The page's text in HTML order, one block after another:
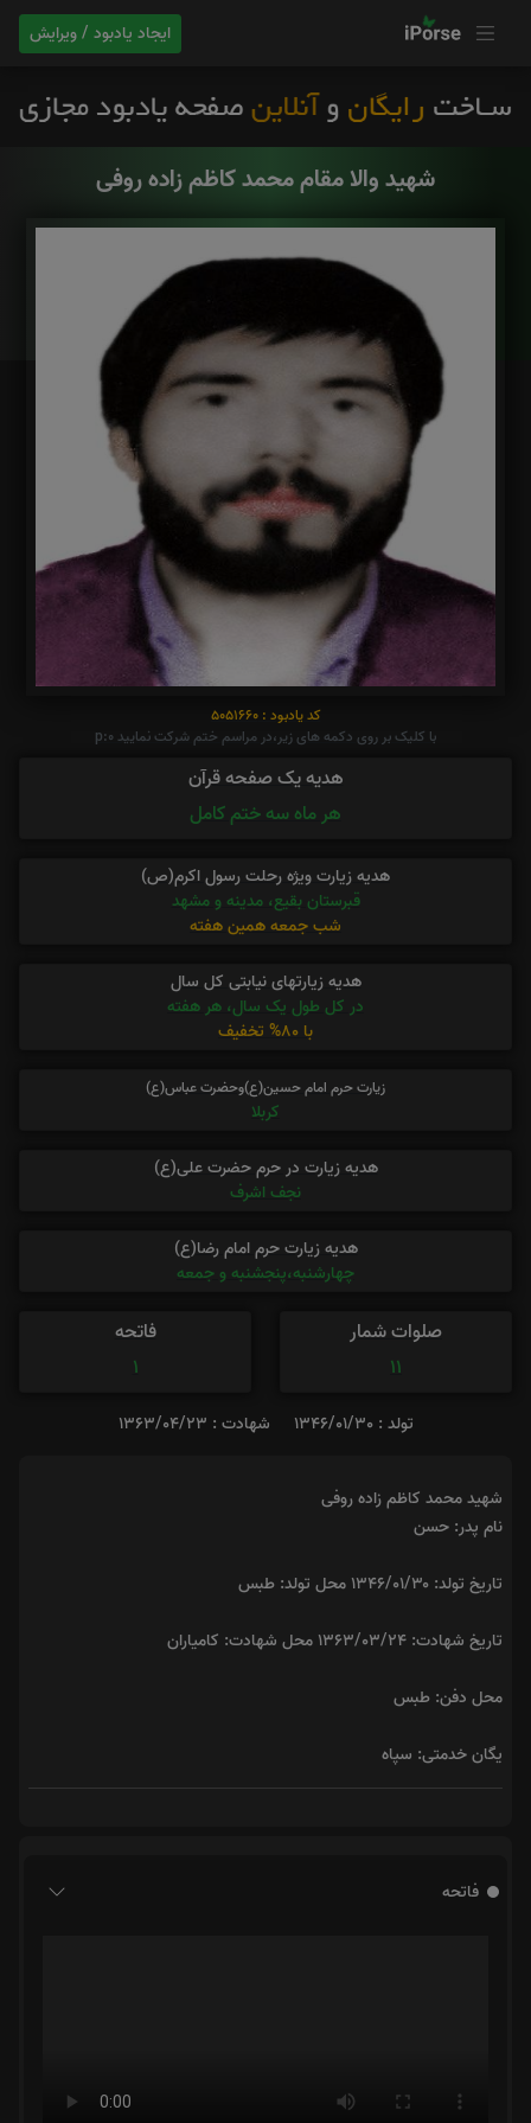
ایجاد یادبود / ویرایش
شهید والا مقام محمد کاظم زاده روفی
کد یادبود : 5051660
با کلیک بر روی دکمه های زیر،در مراسم ختم شرکت نمایید p:0
هدیه یک صفحه قرآن
هر ماه سه ختم کامل
هدیه زیارت ویژه رحلت رسول اکرم(ص)
قبرستان بقیع، مدینه و مشهد
شب جمعه همین هفته
هدیه زیارتهای نیابتی کل سال
در کل طول یک سال، هر هفته
با 80% تخفیف
زیارت حرم امام حسین(ع)وحضرت عباس(ع)
کربلا
هدیه زیارت در حرم حضرت علی(ع)
نجف اشرف
هدیه زیارت حرم امام رضا(ع)
چهارشنبه،پنجشنبه و جمعه
صلوات شمار
11
فاتحه
1
تولد : 1346/01/30 شهادت : 1363/04/23
شهید محمد کاظم زاده روفی
نام پدر: حسن
تاریخ تولد: ۱۳۴۶/۰۱/۳۰ محل تولد: طبس
تاریخ شهادت: ۱۳۶۳/۰۳/۲۴ محل شهادت: کامیاران
محل دفن: طبس
یگان خدمتی: سپاه
فاتحه